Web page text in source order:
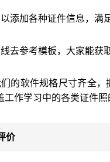
添加各种证件信息，满
去参考模板，大家能获
的软件规格尺寸齐全
作学习中的各类证件照
价